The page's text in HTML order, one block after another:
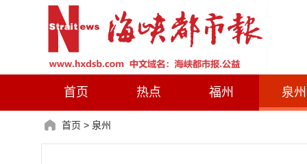
首页 热点 福州 泉州
首页 > 泉州